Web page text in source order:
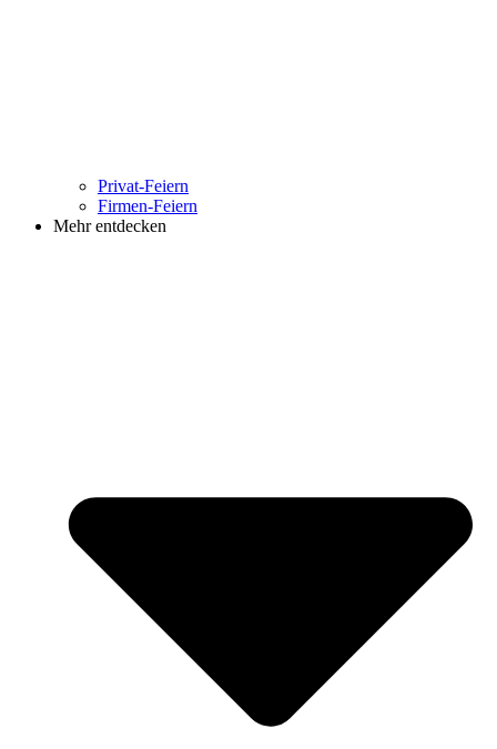
Privat-Feiern
Firmen-Feiern
Mehr entdecken